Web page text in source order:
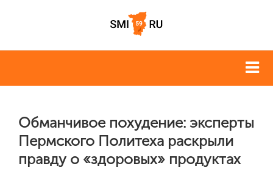
Обманчивое похудение: эксперты
Пермского Политеха раскрыли
правду о «здоровых» продуктах